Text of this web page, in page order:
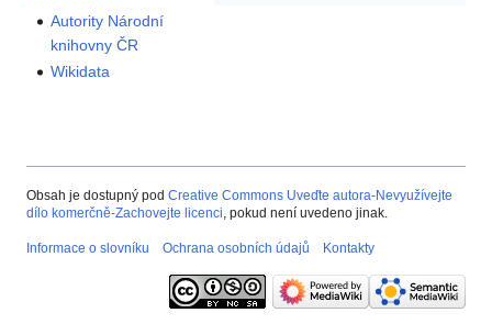
Autority Národní
knihovny ČR
Wikidata
Obsah je dostupný pod Creative Commons Uveďte autora-Nevyužívejte
dílo komerčně-Zachovejte licenci, pokud není uvedeno jinak.
Informace o slovníku Ochrana osobních údajů Kontakty